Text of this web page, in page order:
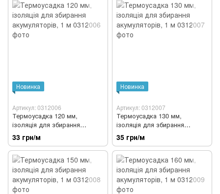
Новинка
Артикул: 0312006
Термоусадка 120 мм,
ізоляція для збирання
акумуляторів, 1 м
33 грн/м
Новинка
Артикул: 0312007
Термоусадка 130 мм,
ізоляція для збирання
акумуляторів, 1 м
35 грн/м